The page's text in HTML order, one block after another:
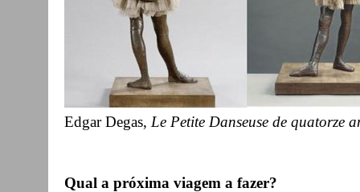
Edgar Degas, Le Petite Danseuse de quatorze
Qual a próxima viagem a fazer?